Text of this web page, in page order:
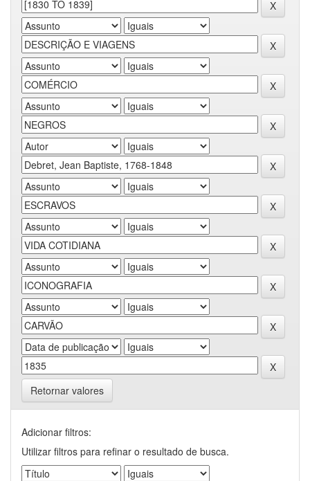
Retornar valores
Adicionar filtros:
Utilizar filtros para refinar o resultado de busca.